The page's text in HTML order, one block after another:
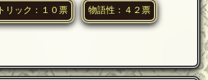
トリック：１０票 物語性：４２票